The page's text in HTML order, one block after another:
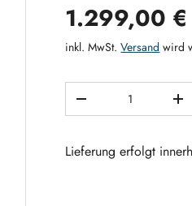
1.299,00 €
inkl. MwSt.Versand wird
MENGE VERRINGERN
Lieferung erfolgt